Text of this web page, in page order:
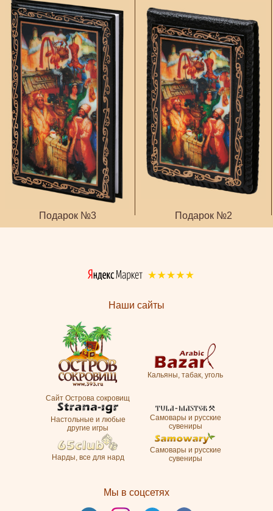
Подарок №3 Подарок №2
Наши сайты
Сайт Острова сокровищ
Кальяны, табак, уголь
Настольные и любые
другие игры
Самовары и русские
сувениры
Нарды, все для нард
Самовары и русские
сувениры
Мы в соцсетях